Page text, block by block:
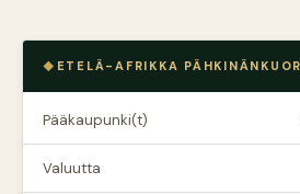
ETELÄ-AFRIKKA
Pääkaupunki(t)
Valuutta